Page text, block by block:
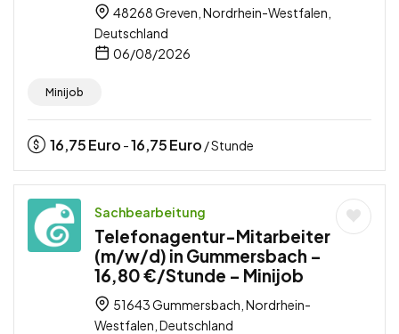
48268 Greven, Nordrhein-Westfalen,
Deutschland
06/08/2026
Minijob
16,75Euro -16,75Euro / Stunde
Sachbearbeitung
Telefonagentur-Mitarbeiter
(m/w/d) in Gummersbach –
16,80 €/Stunde – Minijob
51643 Gummersbach, Nordrhein-
Westfalen, Deutschland